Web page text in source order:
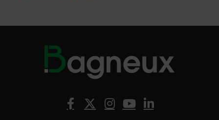
Facebook
X (Twitter)
Instagram
YouTube
LinkedIn